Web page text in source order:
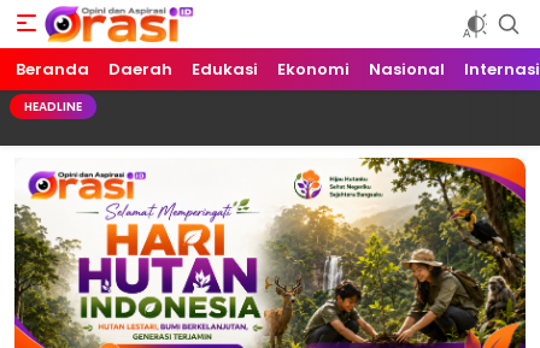
Orasi.ID
Opini dan Aspirasi!
Beranda Daerah Edukasi Ekonomi Nasional
HEADLINE